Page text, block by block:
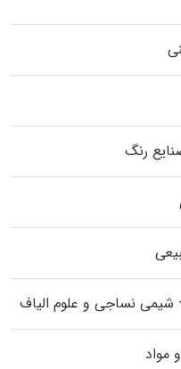
رنگ
نساجی و علوم الیاف
مواد